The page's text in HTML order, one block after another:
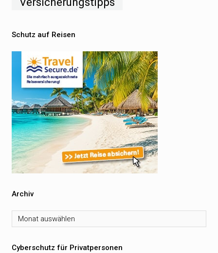
Schutz auf Reisen
Archiv
Archiv
Cyberschutz für Privatpersonen